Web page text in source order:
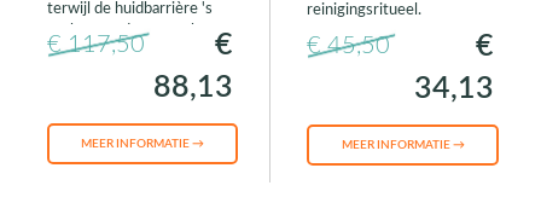
terwijl de huidbarrière 's
nachts wordt versterkt.
€ 117,50
€
88,13
MEER INFORMATIE →
reinigingsritueel.
€ 45,50
€
34,13
MEER INFORMATIE →